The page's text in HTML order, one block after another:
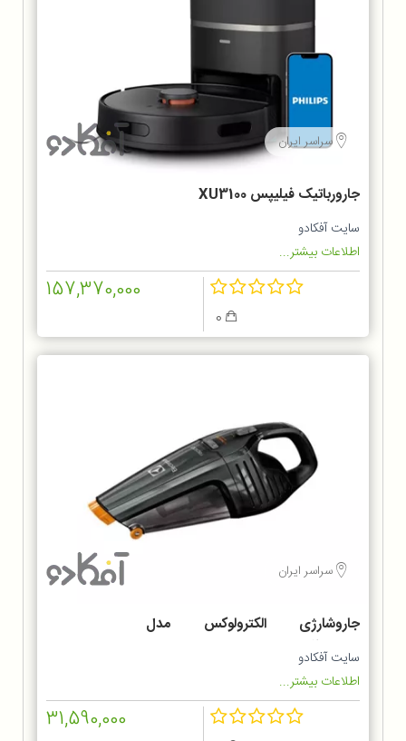
سراسر ایران
جارورباتیک فیلیپس XU3100
سایت آفکادو
اطلاعات بیشتر...
157,370,000
سراسر ایران
جاروشارژی الکترولوکس مدل
ZB6214IGM
سایت آفکادو
اطلاعات بیشتر...
31,590,000